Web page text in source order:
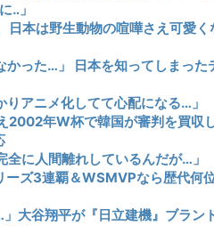
‥」
日本は野生動物の喧嘩さえ可愛
かった…」 日本を知ってしまった
アニメ化してて心配になる…」
2002年W杯で韓国が審判を買収
に人間離れしているんだが…」
ーズ3連覇＆WSMVPなら歴代何
大谷翔平が『日立建機』ブラン